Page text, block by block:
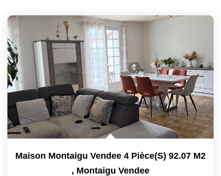
Maison Montaigu Vendee 4 Pièce(s) 92.07 M2
, Montaigu Vendee